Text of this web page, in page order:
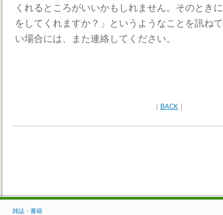
くれるところがいいかもしれません。そのとき
をしてくれますか？」というようなことを訊ね
い場合には、また連絡してください。
｜ BACK ｜
雑誌・書籍